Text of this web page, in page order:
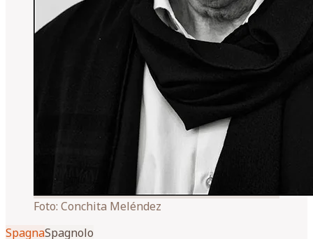
Foto: Conchita Meléndez
SpagnaSpagnolo